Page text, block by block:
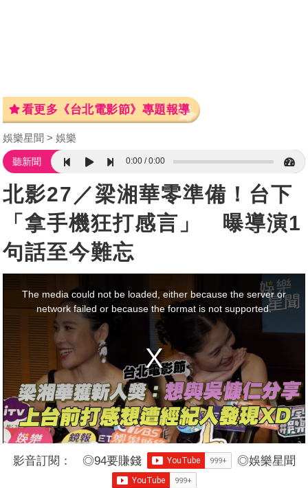
看更多《台北電影節》專題報導
娛樂星聞 娛樂
聽新聞 0:00 0:00
北影27／梁湘華零準備！台下
「拿手機狂打感言」 曝導演1
句話至今難忘
The media could not be loaded, either because the server or
network failed or because the format is not supported.
影音訂閱： ◎94要賺錢 ◎娛樂星聞